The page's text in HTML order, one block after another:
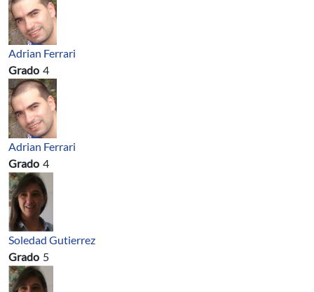
Adrian Ferrari
Grado 4
Adrian Ferrari
Grado 4
Soledad Gutierrez
Grado 5